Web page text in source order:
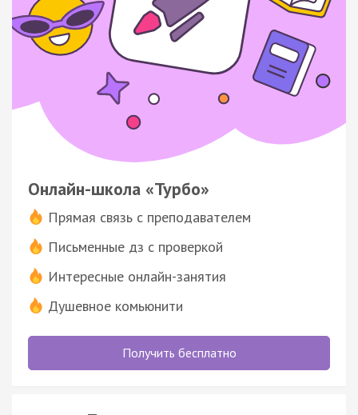
Онлайн-школа «Турбо»
Прямая связь с преподавателем
Письменные дз с проверкой
Интересные онлайн-занятия
Душевное комьюнити
Получить бесплатно